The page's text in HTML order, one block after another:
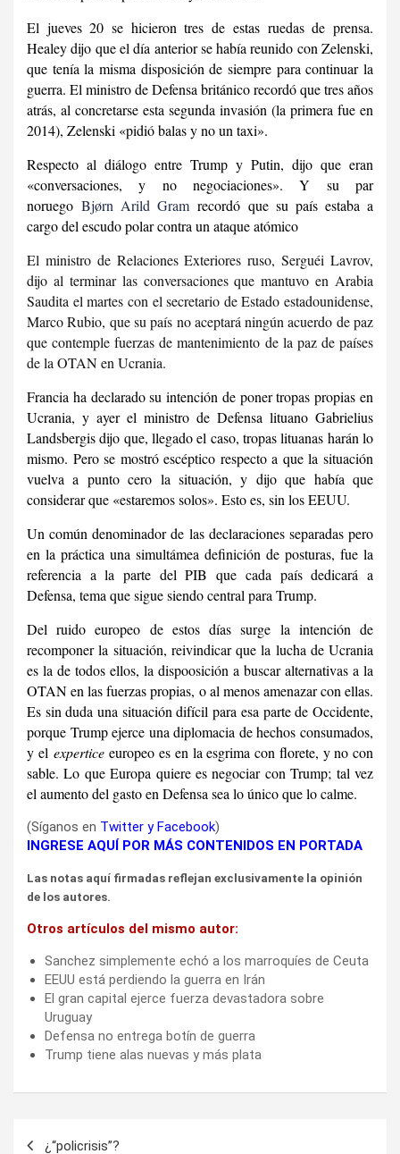
El jueves 20 se hicieron tres de estas ruedas de prensa.
Healey dijo que el día anterior se había reunido con Zelenski,
que tenía la misma disposición de siempre para continuar la
guerra. El ministro de Defensa británico recordó que tres años
atrás, al concretarse esta segunda invasión (la primera fue en
2014), Zelenski «pidió balas y no un taxi».
Respecto al diálogo entre Trump y Putin, dijo que eran
«conversaciones, y no negociaciones». Y su par
noruegoBjørn Arild Gram recordó que su país estaba a
cargo del escudo polar contra un ataque atómico
El ministro de Relaciones Exteriores ruso, Serguéi Lavrov,
dijo al terminar las conversaciones que mantuvo en Arabia
Saudita el martes con el secretario de Estado estadounidense,
Marco Rubio, que su país no aceptará ningún acuerdo de paz
que contemple fuerzas de mantenimiento de la paz de países
de la OTAN en Ucrania.
Francia ha declarado su intención de poner tropas propias en
Ucrania, y ayer el ministro de Defensa lituano Gabrielius
Landsbergis dijo que, llegado el caso, tropas lituanas harán lo
mismo. Pero se mostró escéptico respecto a que la situación
vuelva a punto cero la situación, y dijo que había que
considerar que «estaremos solos». Esto es, sin los EEUU.
Un común denominador de las declaraciones separadas pero
en la práctica una simultámea definición de posturas, fue la
referencia a la parte del PIB que cada país dedicará a
Defensa, tema que sigue siendo central para Trump.
Del ruido europeo de estos días surge la intención de
recomponer la situación, reivindicar que la lucha de Ucrania
es la de todos ellos, la dispoosición a buscar alternativas a la
OTAN en las fuerzas propias, o al menos amenazar con ellas.
Es sin duda una situación difícil para esa parte de Occidente,
porque Trump ejerce una diplomacia de hechos consumados,
y el experticeeuropeo es en la esgrima con florete, y no con
sable. Lo que Europa quiere es negociar con Trump; tal vez
el aumento del gasto en Defensa sea lo único que lo calme.
(Síganos en Twitter yFacebook)
INGRESE AQUÍ POR MÁS CONTENIDOS EN PORTADA
Las notas aquí firmadas reflejan exclusivamente la opinión
de los autores.
Otros artículos del mismo autor:
Sanchez simplemente echó a los marroquíes de Ceuta
EEUU está perdiendo la guerra en Irán
El gran capital ejerce fuerza devastadora sobre
Uruguay
Defensa no entrega botín de guerra
Trump tiene alas nuevas y más plata
¿“policrisis”?